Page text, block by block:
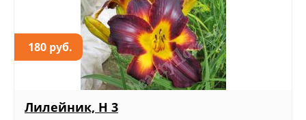
180 руб.
Лилейник, Н 3